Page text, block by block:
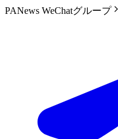
PANews WeChatグループ